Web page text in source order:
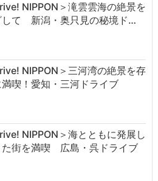
NIPPON＞滝雲雲海の絶景を
して 新潟・奥只見の秘境ド…
NIPPON＞三河湾の絶景を存
喫！愛知・三河ドライブ
NIPPON＞海とともに発展し
た街を満喫 広島・呉ドライブ